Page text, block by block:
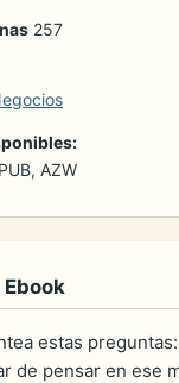
257
AZW
Ebook
estas
de pensar en ese